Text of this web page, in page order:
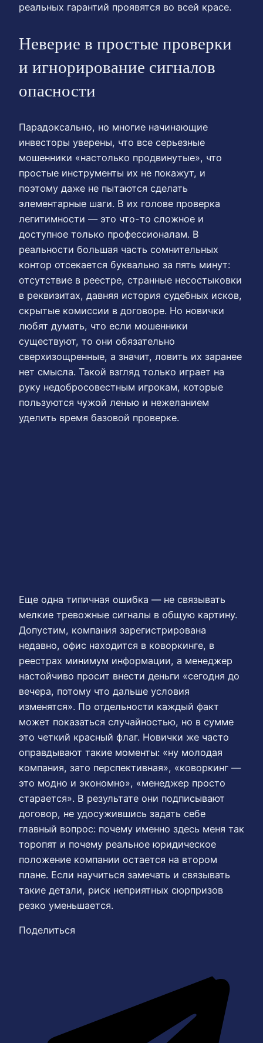
реальных гарантий проявятся во всей красе.
Неверие в простые проверки
и игнорирование сигналов
опасности
Парадоксально, но многие начинающие
инвесторы уверены, что все серьезные
мошенники «настолько продвинутые», что
простые инструменты их не покажут, и
поэтому даже не пытаются сделать
элементарные шаги. В их голове проверка
легитимности — это что-то сложное и
доступное только профессионалам. В
реальности большая часть сомнительных
контор отсекается буквально за пять минут:
отсутствие в реестре, странные несостыковки
в реквизитах, давняя история судебных исков,
скрытые комиссии в договоре. Но новички
любят думать, что если мошенники
существуют, то они обязательно
сверхизощренные, а значит, ловить их заранее
нет смысла. Такой взгляд только играет на
руку недобросовестным игрокам, которые
пользуются чужой ленью и нежеланием
уделить время базовой проверке.
Еще одна типичная ошибка — не связывать
мелкие тревожные сигналы в общую картину.
Допустим, компания зарегистрирована
недавно, офис находится в коворкинге, в
реестрах минимум информации, а менеджер
настойчиво просит внести деньги «сегодня до
вечера, потому что дальше условия
изменятся». По отдельности каждый факт
может показаться случайностью, но в сумме
это четкий красный флаг. Новички же часто
оправдывают такие моменты: «ну молодая
компания, зато перспективная», «коворкинг —
это модно и экономно», «менеджер просто
старается». В результате они подписывают
договор, не удосужившись задать себе
главный вопрос: почему именно здесь меня так
торопят и почему реальное юридическое
положение компании остается на втором
плане. Если научиться замечать и связывать
такие детали, риск неприятных сюрпризов
резко уменьшается.
Поделиться